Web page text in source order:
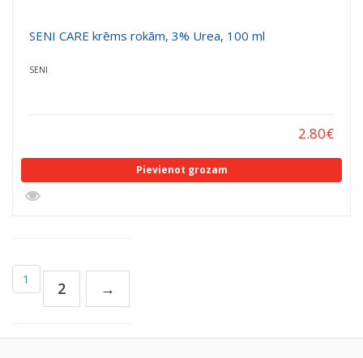
SENI CARE krēms rokām, 3% Urea, 100 ml
SENI
2.80€
Pievienot grozam
1 2 →